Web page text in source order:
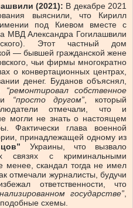
(2021): В декабре 2021
выяснили, что Кирилл
под Киевом вместе с
МВД Александра Гогилашвили
Этот частный дом
— бывшей гражданской жене
чьи фирмы многократно
о конвертационных центрах,
денег. Буданов объяснял,
“ремонтировал собственное
“просто другом” , который
отмечали, что и
могли не знать о настоящем
Фактически глава военной
принадлежащей одному из
Украины, что вызвало
связях с криминальными
скандал тогда не имел
отмечали журналисты, будучи
ответственности, что
государстве”
подобные схемы.